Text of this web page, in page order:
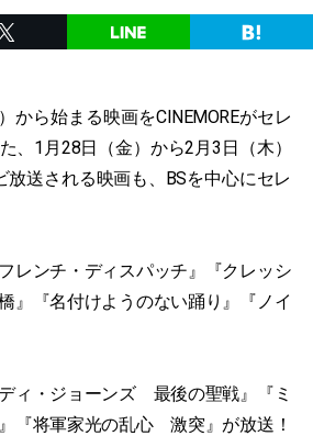
から始まる映画をCINEMOREがセレ
、1月28日（金）から2月3日（木）
放送される映画も、BSを中心にセレ
レンチ・ディスパッチ』『クレッシ
』『名付けようのない踊り』『ノイ
ィ・ジョーンズ 最後の聖戦』『ミ
『将軍家光の乱心 激突』が放送！